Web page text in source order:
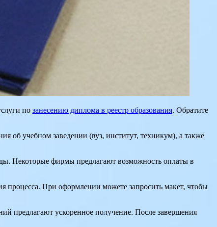
по занесению диплома в реестр образования. Обратите
об учебном заведении (вуз, институт, техникум), а также
Некоторые фирмы предлагают возможность оплаты в
процесса. При оформлении можете запросить макет, чтобы
предлагают ускоренное получение. После завершения